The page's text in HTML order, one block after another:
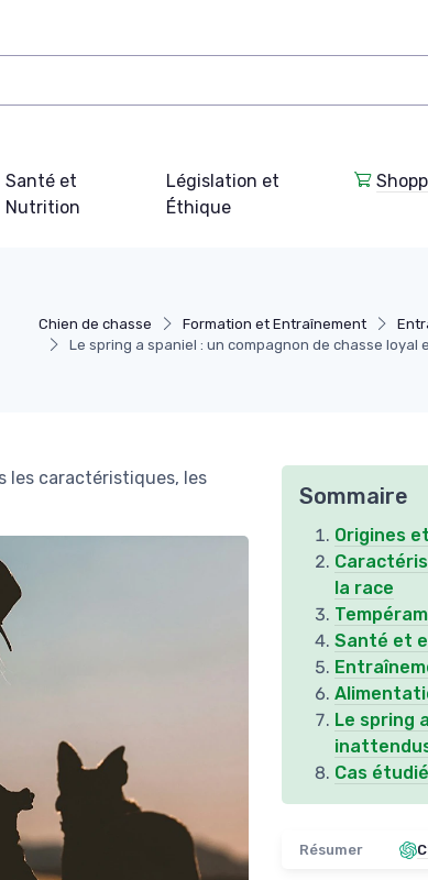
Santé et
Nutrition
Législation et
Éthique
Chien de chasse Formation et Entraînement
Le spring a spaniel : un compagnon de chasse loyal
les caractéristiques, les
Sommaire
Origines
la race
Santé et
Le spring
Cas
Résumer